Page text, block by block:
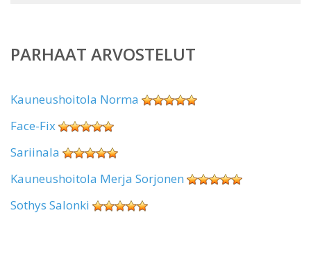
PARHAAT ARVOSTELUT
Kauneushoitola Norma
Face-Fix
Sariinala
Kauneushoitola Merja Sorjonen
Sothys Salonki